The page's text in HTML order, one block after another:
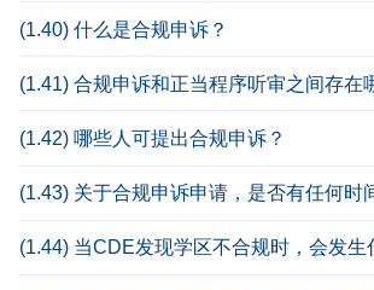
(1.40) 什么是合规申诉？
(1.41) 合规申诉和正当程序听审之间存在
(1.42) 哪些人可提出合规申诉？
(1.43) 关于合规申诉申请，是否有任何时
(1.44) 当CDE发现学区不合规时，会发生